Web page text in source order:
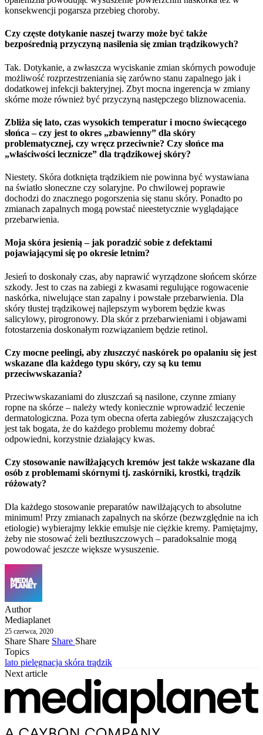
konsekwencji pogarsza przebieg choroby.
Czy częste dotykanie naszej twarzy może być także
bezpośrednią przyczyną nasilenia się zmian trądzikowych?
Tak. Dotykanie, a zwłaszcza wyciskanie zmian skórnych powoduje
możliwość rozprzestrzeniania się zarówno stanu zapalnego jak i
dodatkowej infekcji bakteryjnej. Zbyt mocna ingerencja w zmiany
skórne może również być przyczyną następczego bliznowacenia.
Zbliża się lato, czas wysokich temperatur i mocno świecącego
słońca – czy jest to okres „zbawienny” dla skóry
problematycznej, czy wręcz przeciwnie? Czy słońce ma
„właściwości lecznicze” dla trądzikowej skóry?
Niestety. Skóra dotknięta trądzikiem nie powinna być wystawiana
na światło słoneczne czy solaryjne. Po chwilowej poprawie
dochodzi do znacznego pogorszenia się stanu skóry. Ponadto po
zmianach zapalnych mogą powstać nieestetycznie wyglądające
przebarwienia.
Moja skóra jesienią – jak poradzić sobie z defektami
pojawiającymi się po okresie letnim?
Jesień to doskonały czas, aby naprawić wyrządzone słońcem skórze
szkody. Jest to czas na zabiegi z kwasami regulujące rogowacenie
naskórka, niwelujące stan zapalny i powstałe przebarwienia. Dla
skóry tłustej trądzikowej najlepszym wyborem będzie kwas
salicylowy, pirogronowy. Dla skór z przebarwieniami i objawami
fotostarzenia doskonałym rozwiązaniem będzie retinol.
Czy mocne peelingi, aby złuszczyć naskórek po opalaniu się jest
wskazane dla każdego typu skóry, czy są ku temu
przeciwwskazania?
Przeciwwskazaniami do złuszczań są nasilone, czynne zmiany
ropne na skórze – należy wtedy koniecznie wprowadzić leczenie
dermatologiczna. Poza tym obecna oferta zabiegów złuszczających
jest tak bogata, że do każdego problemu możemy dobrać
odpowiedni, korzystnie działający kwas.
Czy stosowanie nawilżających kremów jest także wskazane dla
osób z problemami skórnymi tj. zaskórniki, krostki, trądzik
różowaty?
Dla każdego stosowanie preparatów nawilżających to absolutne
minimum! Przy zmianach zapalnych na skórze (bezwzględnie na ich
etiologie) wybierajmy lekkie emulsje nie ciężkie kremy. Pamiętajmy,
żeby nie stosować żeli beztłuszczowych – paradoksalnie mogą
powodować jeszcze większe wysuszenie.
Author
Mediaplanet
25 czerwca, 2020
Share Share Share Share
Topics
lato pielęgnacja skóra trądzik
Next article